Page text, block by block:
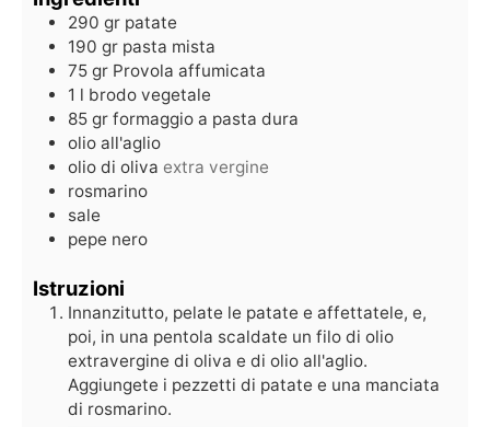
290 gr patate
190 gr pasta mista
75 gr Provola affumicata
1 l brodo vegetale
85 gr formaggio a pasta dura
olio all'aglio
olio di oliva extra vergine
rosmarino
sale
pepe nero
Istruzioni
Innanzitutto, pelate le patate e affettatele, e,
poi, in una pentola scaldate un filo di olio
extravergine di oliva e di olio all'aglio.
Aggiungete i pezzetti di patate e una manciata
di rosmarino.